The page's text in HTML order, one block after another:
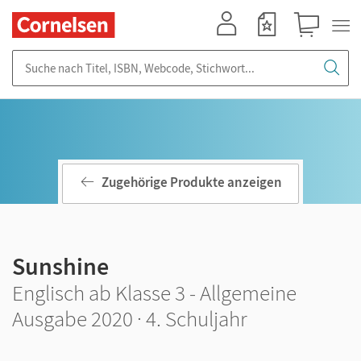
Zugehörige Produkte anzeigen
Sunshine
Englisch ab Klasse 3 - Allgemeine
Ausgabe 2020 · 4. Schuljahr